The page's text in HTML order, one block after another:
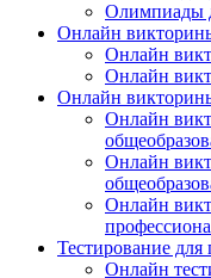
Олимпиады
Онлайн
Онлайн
Онлайн
Онлайн
Онлайн
Онлайн
Онлайн
Тестирование для
Онлайн